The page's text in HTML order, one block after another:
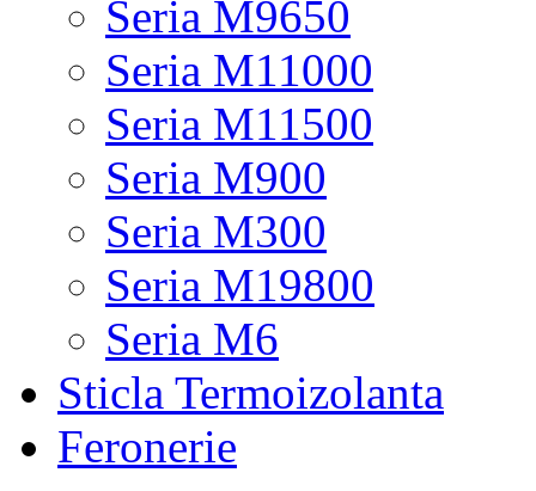
Seria M9650
Seria M11000
Seria M11500
Seria M900
Seria M300
Seria M19800
Seria M6
Sticla Termoizolanta
Feronerie